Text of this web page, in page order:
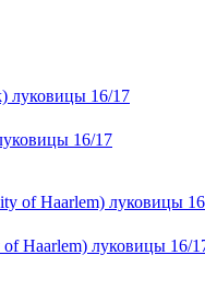
16/17
Haarlem) луковицы 16/